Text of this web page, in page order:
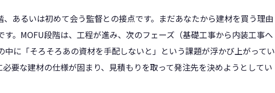
あるいは初めて会う監督との接点です。まだあなたから建材を買う理由
。MOFU段階は、工程が進み、次のフェーズ（基礎工事から内装工事へ
に「そろそろあの資材を手配しないと」という課題が浮かび上がってい
要な建材の仕様が固まり、見積もりを取って発注先を決めようとしてい